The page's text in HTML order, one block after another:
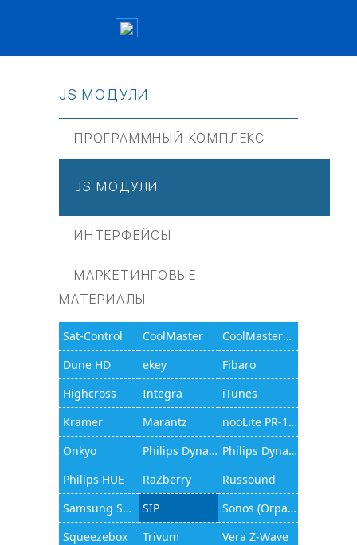
JS МОДУЛИ
ПРОГРАММНЫЙ КОМПЛЕКС
JS МОДУЛИ
ИНТЕРФЕЙСЫ
МАРКЕТИНГОВЫЕ
МАТЕРИАЛЫ
Sat-Control CoolMaster
CoolMasterNet
Dune HD
ekey
Fibaro
Highcross
Integra
iTunes
Kramer
Marantz
nooLite PR-1132
Onkyo
Philips Dynalite
Philips Dynalite (JAMware)
Philips HUE
RaZberry
Russound
Samsung Smart TV
SIP
Sonos (Ограниченный функционал)
Squeezebox
Trivum
Vera Z-Wave